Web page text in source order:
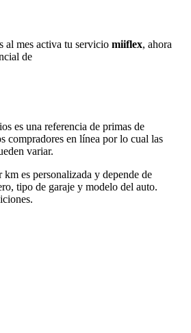
al mes activa tu servicio miiflex, ahora
de
es una referencia de primas de
compradores en línea por lo cual las
variar.
es personalizada y depende de
tipo de garaje y modelo del auto.